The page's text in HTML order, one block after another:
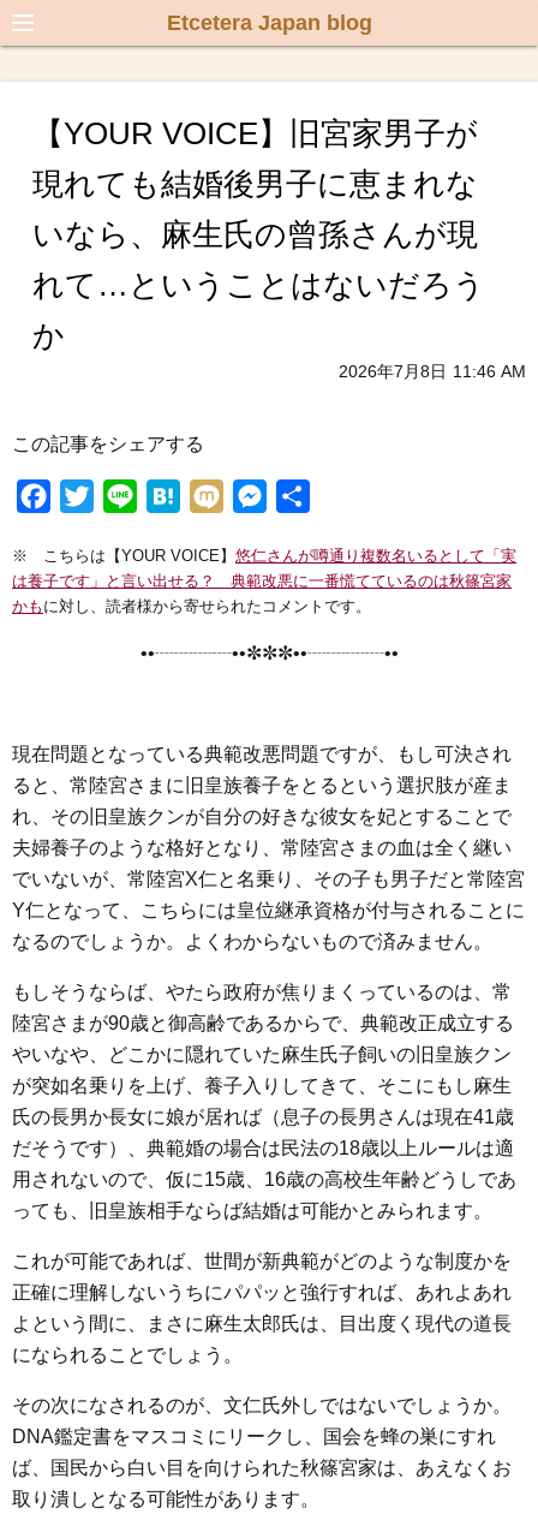
Etcetera Japan blog
【YOUR VOICE】旧宮家男子が
現れても結婚後男子に恵まれな
いなら、麻生氏の曾孫さんが現
れて…ということはないだろう
か
2026年7月8日 11:46 AM
この記事をシェアする
c
e
i
n
e
H
t
e
M
x
s
n
r
※ こちらは【YOUR VOICE】 悠仁さんが噂通り複数名いるとして「実
は養子です」と言い出せる？ 典範改悪に一番慌てているのは秋篠宮家
かも に対し、読者様から寄せられたコメントです。
••┈┈┈┈••✼✼✼••┈┈┈┈••
現在問題となっている典範改悪問題ですが、もし可決され
ると、常陸宮さまに旧皇族養子をとるという選択肢が産ま
れ、その旧皇族クンが自分の好きな彼女を妃とすることで
夫婦養子のような格好となり、常陸宮さまの血は全く継い
でいないが、常陸宮X仁と名乗り、その子も男子だと常陸宮
Y仁となって、こちらには皇位継承資格が付与されることに
なるのでしょうか。よくわからないもので済みません。
もしそうならば、やたら政府が焦りまくっているのは、常
陸宮さまが90歳と御高齢であるからで、典範改正成立する
やいなや、どこかに隠れていた麻生氏子飼いの旧皇族クン
が突如名乗りを上げ、養子入りしてきて、そこにもし麻生
氏の長男か長女に娘が居れば（息子の長男さんは現在41歳
だそうです）、典範婚の場合は民法の18歳以上ルールは適
用されないので、仮に15歳、16歳の高校生年齢どうしであ
っても、旧皇族相手ならば結婚は可能かとみられます。
これが可能であれば、世間が新典範がどのような制度かを
正確に理解しないうちにパパッと強行すれば、あれよあれ
よという間に、まさに麻生太郎氏は、目出度く現代の道長
になられることでしょう。
その次になされるのが、文仁氏外しではないでしょうか。
DNA鑑定書をマスコミにリークし、国会を蜂の巣にすれ
ば、国民から白い目を向けられた秋篠宮家は、あえなくお
取り潰しとなる可能性があります。